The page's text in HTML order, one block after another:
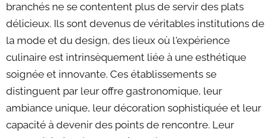
branchés ne se contentent plus de servir des plats
délicieux. Ils sont devenus de véritables institutions de
la mode et du design, des lieux où l'expérience
culinaire est intrinsèquement liée à une esthétique
soignée et innovante. Ces établissements se
distinguent par leur offre gastronomique, leur
ambiance unique, leur décoration sophistiquée et leur
capacité à devenir des points de rencontre. Leur